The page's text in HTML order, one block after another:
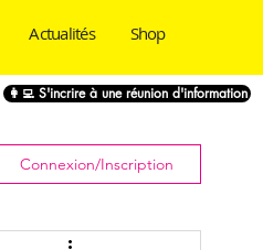
Actualités Shop
👩‍💻 S'incrire à une réunion d'information
Connexion/Inscription